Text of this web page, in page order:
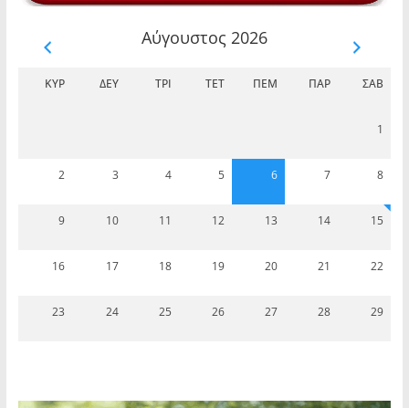
Αύγουστος 2026
ΚΥΡ ΔΕΥ ΤΡΊ ΤΕΤ ΠΈΜ ΠΑΡ ΣΆΒ
1
2 3 4 5 6 7 8
9 10 11 12 13 14 15
16 17 18 19 20 21 22
23 24 25 26 27 28 29